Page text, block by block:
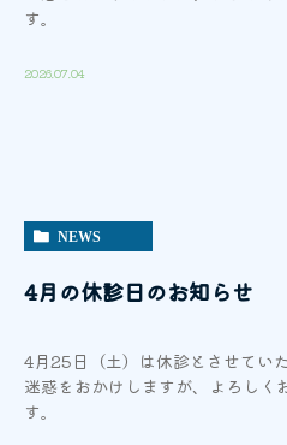
す。
2026.07.04
NEWS
4月の休診日のお知らせ
4月25日（土）は休診とさせてい
迷惑をおかけしますが、よろしく
す。